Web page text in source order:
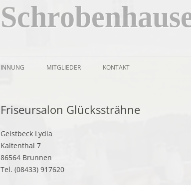
INNUNG MITGLIEDER KONTAKT
DATENSCHUTZERKLÄRUNG
Friseursalon Glückssträhne
Geistbeck Lydia
Kaltenthal 7
86564 Brunnen
Tel. (08433) 917620